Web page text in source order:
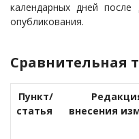
календарных дней
опубликования.
Сравнительная
Пункт/
статья
внесения